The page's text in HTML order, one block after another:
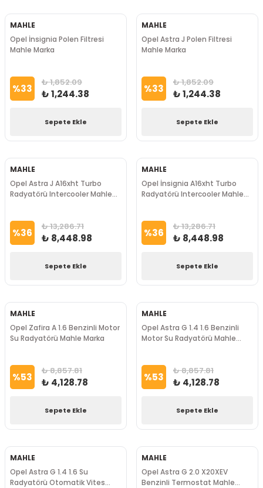
MAHLE
Opel İnsignia Polen Filtresi
Mahle Marka
%33 ₺ 1,852.09
₺ 1,244.38
Sepete Ekle
MAHLE
Opel Astra J Polen Filtresi
Mahle Marka
%33 ₺ 1,852.09
₺ 1,244.38
Sepete Ekle
MAHLE
Opel Astra J A16xht Turbo
Radyatörü Intercooler Mahle
%36 ₺ 13,286.71
₺ 8,448.98
Sepete Ekle
MAHLE
Opel İnsignia A16xht Turbo
Radyatörü Intercooler Mahle
%36 ₺ 13,286.71
₺ 8,448.98
Sepete Ekle
MAHLE
Opel Zafira A 1.6 Benzinli Motor
Su Radyatörü Mahle Marka
%53 ₺ 8,857.81
₺ 4,128.78
Sepete Ekle
MAHLE
Opel Astra G 1.4 1.6 Benzinli
Motor Su Radyatörü Mahle
%53 ₺ 8,857.81
₺ 4,128.78
Sepete Ekle
MAHLE
Opel Astra G 1.4 1.6 Su
Radyatörü Otomatik Vites
MAHLE
Opel Astra G 2.0 X20XEV
Benzinli Termostat Mahle